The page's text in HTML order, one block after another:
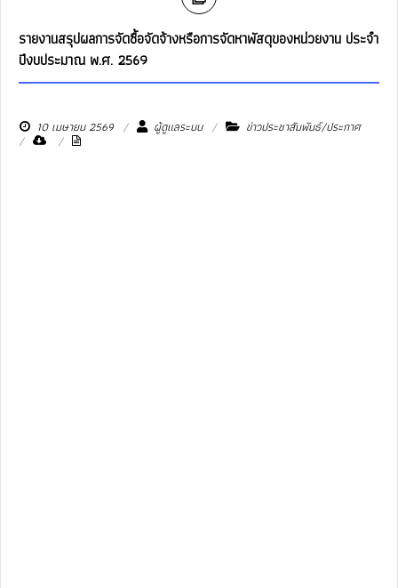
รายงานสรุปผลการจัดซื้อจัดจ้างหรือการจัดหาพัสดุของหน่วยงาน ประจำ
ปีงบประมาณ พ.ศ. 2569
10 เมษายน 2569 ผู้ดูแลระบบ ข่าวประชาสัมพันธ์/ประกาศ